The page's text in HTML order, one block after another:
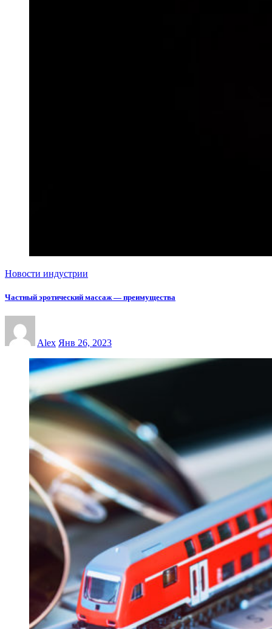
Новости индустрии
Частный эротический массаж — преимущества
Alex Янв 26, 2023